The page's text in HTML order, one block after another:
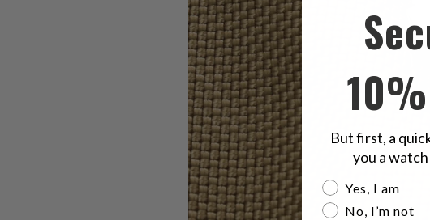
But first, a
you a
Are you a
Yes, I am
No, I’m not